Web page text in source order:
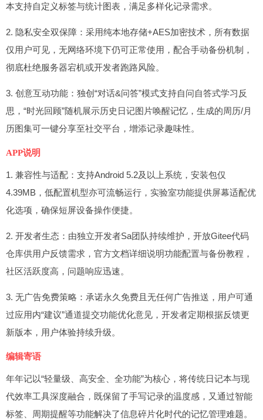
本支持自定义标签与统计图表，满足多样化记录需求。
2. 隐私安全双保障：采用纯本地存储+AES加密技术，所有数据
仅用户可见，无网络环境下仍可正常使用，配合手动备份机制，
彻底杜绝服务器宕机或开发者跑路风险。
3. 创意互动功能：独创“对话&问答”模式支持自问自答式学习反
思，“时光回顾”随机展示历史日记图片唤醒记忆，生成的周历/月
历图集可一键分享至社交平台，增添记录趣味性。
APP说明
1. 兼容性与适配：支持Android 5.2及以上系统，安装包仅
4.39MB，低配置机型亦可流畅运行，实验室功能提供屏幕适配优
化选项，确保短屏设备操作便捷。
2. 开发者生态：由独立开发者Sa团队持续维护，开放Gitee代码
仓库供用户反馈需求，官方文档详细说明功能配置与备份教程，
社区活跃度高，问题响应迅速。
3. 无广告免费策略：承诺永久免费且无任何广告推送，用户可通
过应用内“建议”通道提交功能优化意见，开发者定期根据反馈更
新版本，用户体验持续升级。
编辑寄语
年年记以“轻量级、高安全、全功能”为核心，将传统日记本与现
代效率工具深度融合，既保留了手写记录的温度感，又通过智能
标签、周期提醒等功能解决了信息碎片化时代的记忆管理难题。